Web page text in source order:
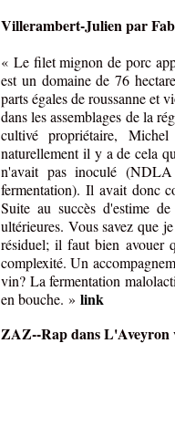
Villerambert-Julienpar
« Le filet mignon de porc
est un domaine de 76
parts égales de roussanne et
dans les assemblages de la
cultivé propriétaire,
naturellement il y a de cela
n'avait pas inoculé
fermentation). Il avait donc
Suite au succès d'estime
ultérieures. Vous savez que
résiduel; il faut bien avouer
complexité. Un
vin? La fermentation
en bouche. » link
ZAZ--Rap dans L'Aveyron